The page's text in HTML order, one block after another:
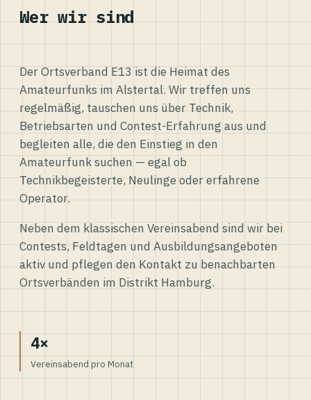
Wer wir sind
Der Ortsverband E13 ist die Heimat des
Amateurfunks im Alstertal. Wir treffen uns
regelmäßig, tauschen uns über Technik,
Betriebsarten und Contest-Erfahrung aus und
begleiten alle, die den Einstieg in den
Amateurfunk suchen — egal ob
Technikbegeisterte, Neulinge oder erfahrene
Operator.
Neben dem klassischen Vereinsabend sind wir bei
Contests, Feldtagen und Ausbildungsangeboten
aktiv und pflegen den Kontakt zu benachbarten
Ortsverbänden im Distrikt Hamburg.
4×
Vereinsabend pro Monat